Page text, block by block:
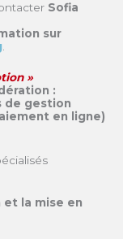
Sofia
sur
»
:
de gestion
en ligne)
et la mise en